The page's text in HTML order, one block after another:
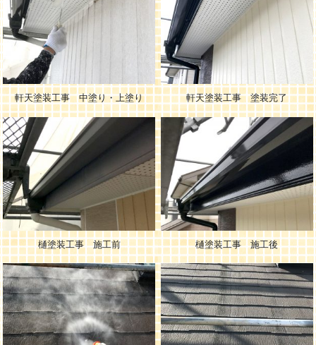
軒天塗装工事 中塗り・上塗り 軒天塗装工事 塗装完了
樋塗装工事 施工前 樋塗装工事 施工後